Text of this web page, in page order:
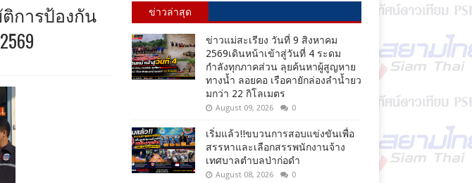
การป้องกัน
ข่าวล่าสุด
ข่าวแม่สะเรียง วันที่ 9 สิงหาคม
2569เดินหน้าเข้าสู่วันที่ 4 ระดม
กำลังทุกภาคส่วน ลุยค้นหาผู้สูญหาย
ทางน้ำ ลอยคอ เรือคายักล่องลำน้ำยว
มกว่า 22 กิโลเมตร
August 09, 2026 0
เริ่มแล้ว!!ขบวนการสอบแข่งขันเพื่อ
สรรหาและเลือกสรรพนักงานจ้าง
เทศบาลตำบลป่าก่อดำ
August 08, 2026 0